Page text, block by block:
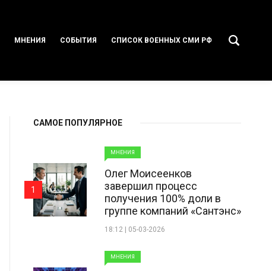
МНЕНИЯ СОБЫТИЯ СПИСОК ВОЕННЫХ СМИ РФ
САМОЕ ПОПУЛЯРНОЕ
МНЕНИЯ
Олег Моисеенков
завершил процесс
получения 100% доли в
группе компаний «Сантэнс»
18:12 | 05-03-2026
1
МНЕНИЯ